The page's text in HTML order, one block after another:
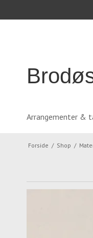
Arrangementer &
Forside / Shop /